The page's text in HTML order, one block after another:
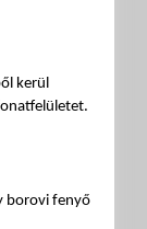
kerül
borovi fenyő